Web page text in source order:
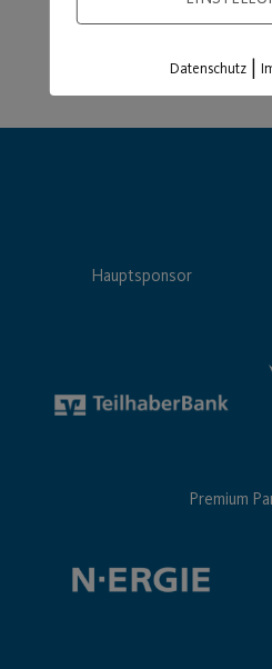
Hauptsponsor
Premium
Datenschutz |